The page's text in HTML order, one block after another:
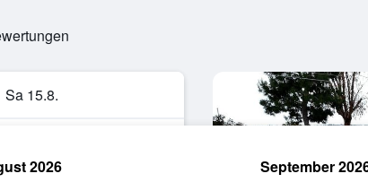
Sa 15.8.
2026 September